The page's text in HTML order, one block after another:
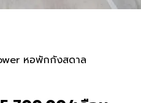
ร์ - Twin
หอพักกังสดาล